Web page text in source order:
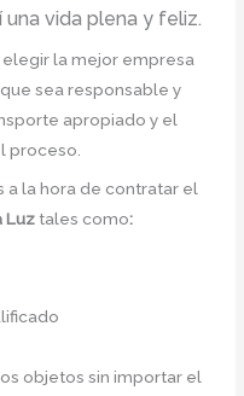
vida plena y feliz.
la mejor empresa
sea responsable y
apropiado y el
proceso.
a la hora de contratar el
Luz tales como:
objetos sin importar el